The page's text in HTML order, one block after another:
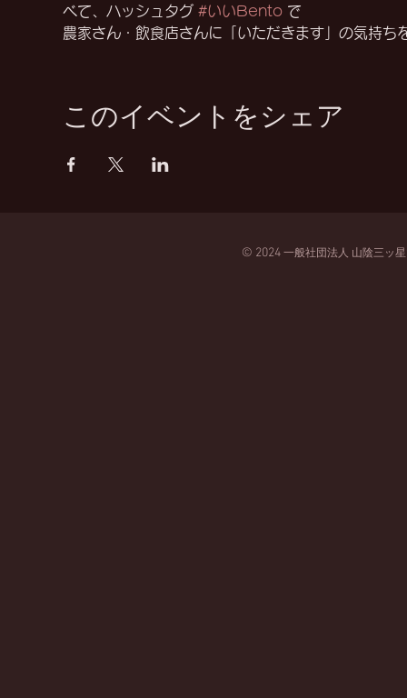
べて、ハッシュタグ #いいBento で
農家さん・飲食店さんに「いただきます」の気持ち
このイベントをシェア
© 2024 一般社団法人 山陰三ッ